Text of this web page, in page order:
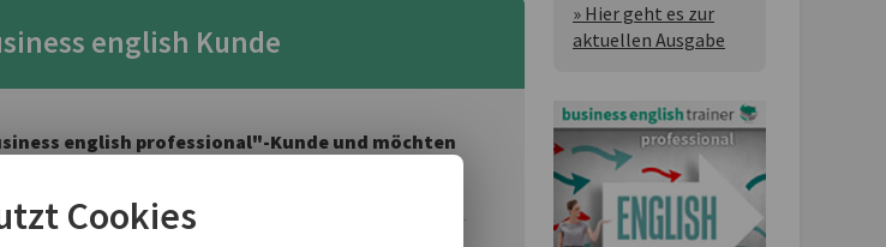
Cookies
» Hier geht es zur
aktuellen Ausgabe
english Kunde
english professional"-Kunde und möchten